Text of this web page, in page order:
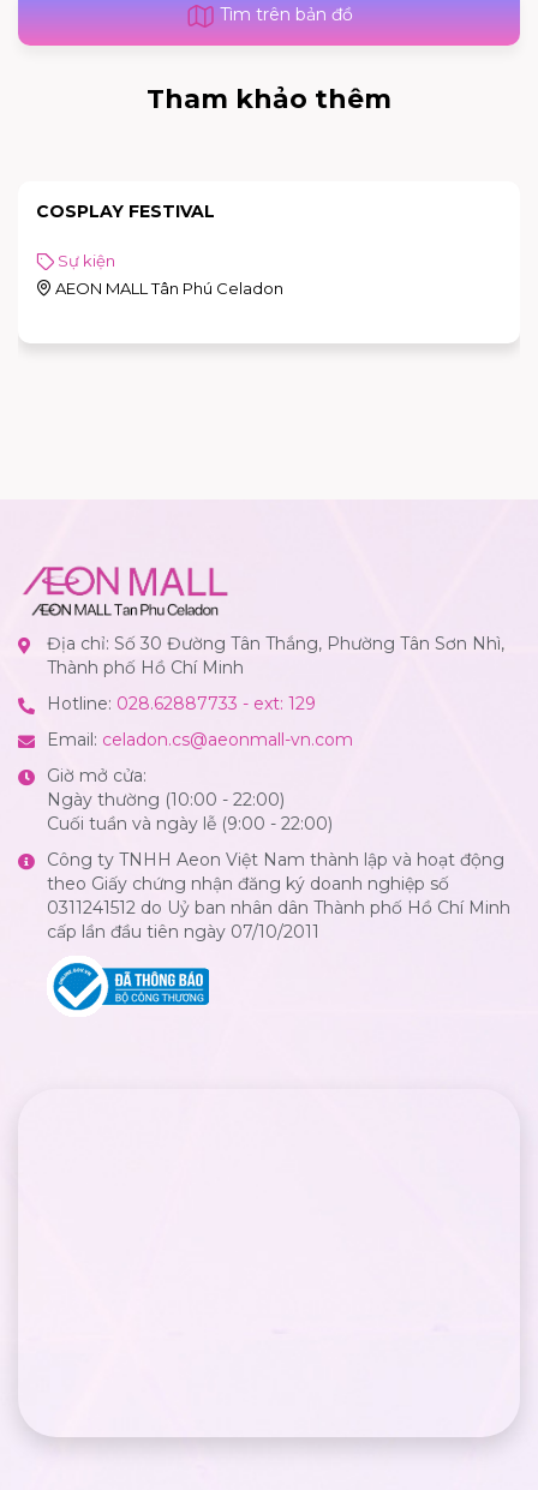
Tìm trên bản đồ
Tham khảo thêm
COSPLAY FESTIVAL
Sự kiện
AEON MALL Tân Phú Celadon
Địa chỉ: Số 30 Đường Tân Thắng, Phường Tân Sơn Nhì,
Thành phố Hồ Chí Minh
Hotline: 028.62887733 - ext: 129
Email: celadon.cs@aeonmall-vn.com
Giờ mở cửa:
Ngày thường (10:00 - 22:00)
Cuối tuần và ngày lễ (9:00 - 22:00)
Công ty TNHH Aeon Việt Nam thành lập và hoạt động
theo Giấy chứng nhận đăng ký doanh nghiệp số
0311241512 do Uỷ ban nhân dân Thành phố Hồ Chí Minh
cấp lần đầu tiên ngày 07/10/2011